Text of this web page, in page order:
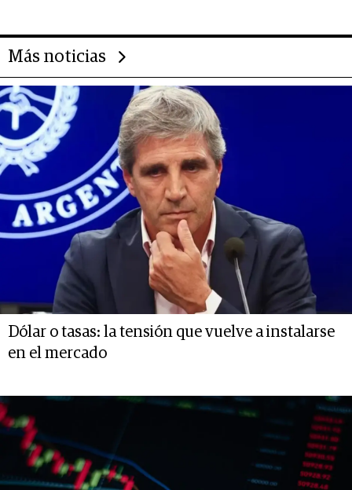
Más noticias
Dólar o tasas: la tensión que vuelve a instalarse
en el mercado